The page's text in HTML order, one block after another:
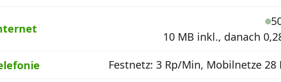
10 MB inkl., danach
Festnetz: 3 Rp/Min, Mobilnetze 28